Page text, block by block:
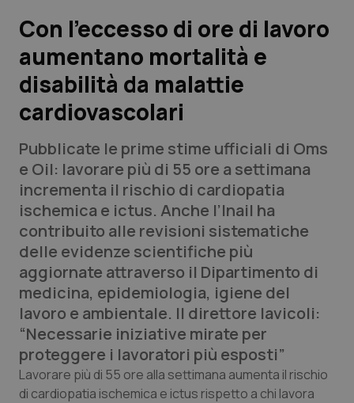
Lavoro e Professioni
Scienza e Farmaci
Studi e Analisi
Lettere al direttore
Edizioni Regionali
QS Pro
Professionisti Sanitari.AI
Abruzzo
Basilicata
Calabria
QS Pro Gold
Artrite & artrosi
Asma & BPCO
QS Club Newsletter
Con l’eccesso di ore di lavoro
aumentano mortalità e
disabilità da malattie
cardiovascolari
Pubblicate le prime stime ufficiali di Oms
e Oil: lavorare più di 55 ore a settimana
incrementa il rischio di cardiopatia
ischemica e ictus. Anche l’Inail ha
contribuito alle revisioni sistematiche
delle evidenze scientifiche più
aggiornate attraverso il Dipartimento di
medicina, epidemiologia, igiene del
lavoro e ambientale. Il direttore Iavicoli:
“Necessarie iniziative mirate per
proteggere i lavoratori più esposti”
Lavorare più di 55 ore alla settimana aumenta il rischio
di cardiopatia ischemica e ictus rispetto a chi lavora